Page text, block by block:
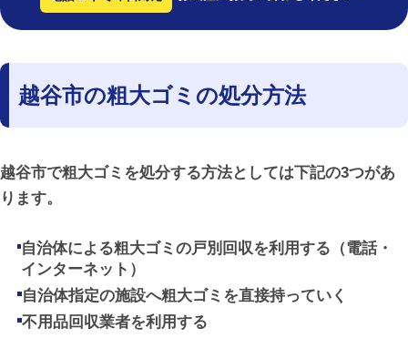
越谷市の粗大ゴミの処分方法
越谷市で粗大ゴミを処分する方法としては下記の3つがあ
ります。
自治体による粗大ゴミの戸別回収を利用する（電話・
インターネット）
自治体指定の施設へ粗大ゴミを直接持っていく
不用品回収業者を利用する